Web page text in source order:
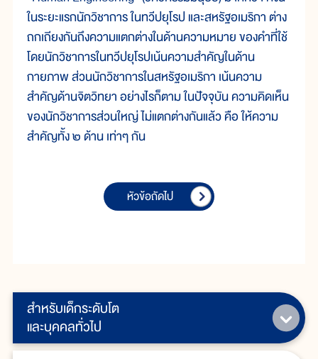
สำหรับเด็กระดับโต
และบุคคลทั่วไป
ในระยะแรกนักวิชาการ ในทวีปยุโรป และสหรัฐอเมริกา ต่าง
ถกเถียงกันถึงความแตกต่างในด้านความหมาย ของคำที่ใช้
โดยนักวิชาการในทวีปยุโรปเน้นความสำคัญในด้าน
กายภาพ ส่วนนักวิชาการในสหรัฐอเมริกา เน้นความ
สำคัญด้านจิตวิทยา อย่างไรก็ตาม ในปัจจุบัน ความคิดเห็น
ของนักวิชาการส่วนใหญ่ ไม่แตกต่างกันแล้ว คือ ให้ความ
สำคัญทั้ง ๒ ด้าน เท่าๆ กัน
หัวข้อถัดไป